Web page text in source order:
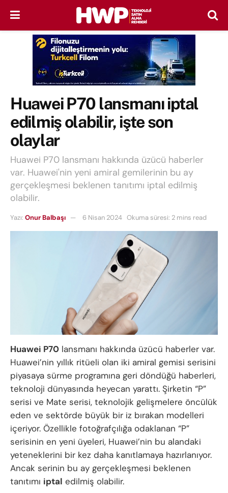
Huawei P70 lansmanı iptal
edilmiş olabilir, işte son
olaylar
Huawei P70 lansmanı hakkında üzücü haberler
var. Huawei'nin yeni amiral gemilerinin bu ay
gerçekleşmesi beklenen tanıtımı iptal edilmiş
olabilir.
Yazı: Onur Balbaşı 6 Nisan 2024 Okuma süresi: 2 mins read
Huawei P70 lansmanı hakkında üzücü haberler var.
Huawei’nin yıllık ritüeli olan iki amiral gemisi serisini
piyasaya sürme programına geri döndüğü haberleri,
teknoloji dünyasında heyecan yarattı. Şirketin “P”
serisi ve Mate serisi, teknolojik gelişmelere öncülük
eden ve sektörde büyük bir iz bırakan modelleri
içeriyor. Özellikle fotoğrafçılığa odaklanan “P”
serisinin en yeni üyeleri, Huawei’nin bu alandaki
yeteneklerini bir kez daha kanıtlamaya hazırlanıyor.
Ancak serinin bu ay gerçekleşmesi beklenen
tanıtımı iptal edilmiş olabilir.